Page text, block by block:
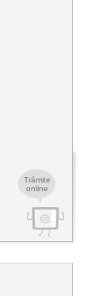
Trámite
online